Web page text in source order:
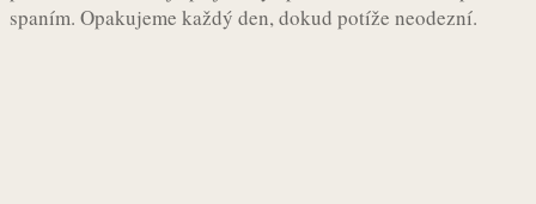
spaním. Opakujeme každý den, dokud potíže neodezní.